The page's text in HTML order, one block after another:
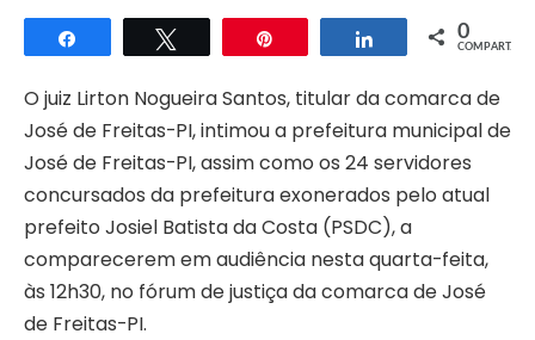
Compartilhar Compartilhar
0
COMPART.
O juiz Lirton Nogueira Santos, titular da comarca de
José de Freitas-PI, intimou a prefeitura municipal de
José de Freitas-PI, assim como os 24 servidores
concursados da prefeitura exonerados pelo atual
prefeito Josiel Batista da Costa (PSDC), a
comparecerem em audiência nesta quarta-feita,
às 12h30, no fórum de justiça da comarca de José
de Freitas-PI.